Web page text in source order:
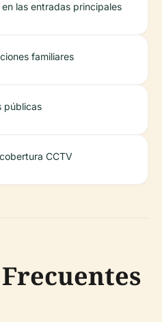
las entradas principales
familiares
públicas
CCTV